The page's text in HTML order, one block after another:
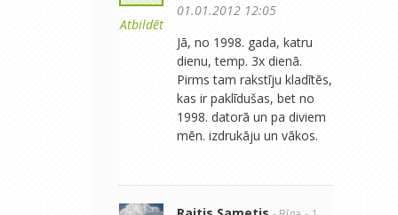
Atbildēt
01.01.2012 12:05
Jā, no 1998. gada, katru
dienu, temp. 3x dienā.
Pirms tam rakstīju kladītēs,
kas ir paklīdušas, bet no
1998. datorā un pa diviem
mēn. izdrukāju un vākos.